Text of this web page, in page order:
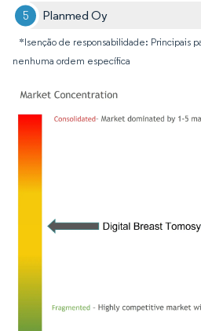
Planmed Oy
*Isenção de responsabilidade: Principais
nenhuma ordem específica